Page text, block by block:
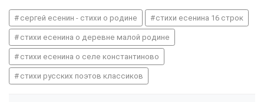
сергей есенин - стихи о родине стихи есенина 16 строк
стихи есенина о деревне малой родине
стихи есенина о селе константиново
стихи русских поэтов классиков